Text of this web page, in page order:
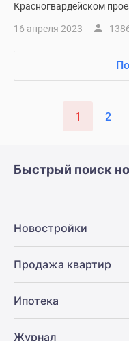
Красногвардейском
16 апреля 2023
1 2
Быстрый поиск
Новостройки
Продажа квартир
Ипотека
Журнал